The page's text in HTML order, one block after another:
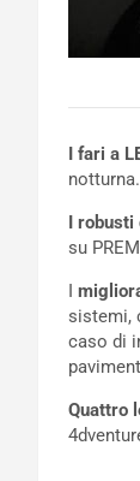
I fari a
I
su
sistemi,
caso di
Quattro